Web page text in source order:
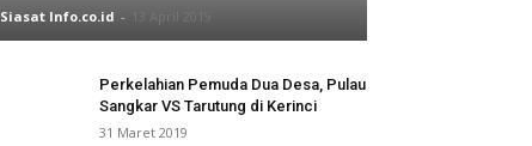
Siasat Info.co.id -
Perkelahian Pemuda Dua Desa, Pulau
Sangkar VS Tarutung di Kerinci
31 Maret 2019